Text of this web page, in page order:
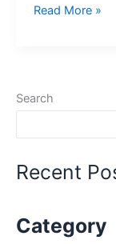
विंध्याचल
–
Read More »
Search
Recent
Category